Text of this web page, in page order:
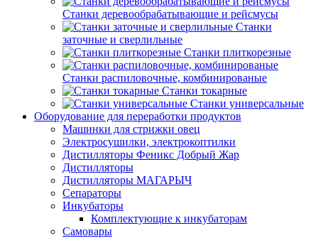
Станки деревообрабатывающие и рейсмусы
Станки
заточные и сверлильные
Станки плиткорезные
Станки распиловочные, комбинированые
Станки токарные
Станки универсальные
Оборудование для переработки продуктов
Машинки для стрижки овец
Электросушилки, электрокоптилки
Дистилляторы Феникс Добрый Жар
Дистилляторы
Дистилляторы МАГАРЫЧ
Сепараторы
Инкубаторы
Комплектующие к инкубаторам
Самовары